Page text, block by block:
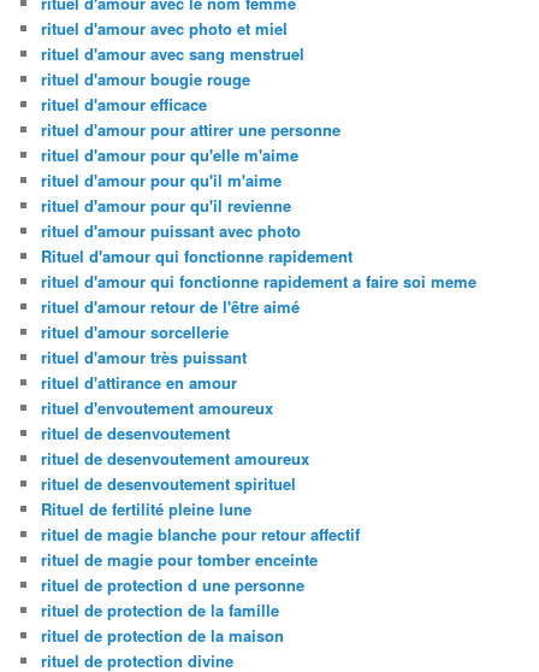
rituel d'amour avec photo et miel
rituel d'amour avec sang menstruel
rituel d'amour bougie rouge
rituel d'amour efficace
rituel d'amour pour attirer une personne
rituel d'amour pour qu'elle m'aime
rituel d'amour pour qu'il m'aime
rituel d'amour pour qu'il revienne
rituel d'amour puissant avec photo
Rituel d'amour qui fonctionne rapidement
rituel d'amour qui fonctionne rapidement a faire soi meme
rituel d'amour retour de l'être aimé
rituel d'amour sorcellerie
rituel d'amour très puissant
rituel d'attirance en amour
rituel d'envoutement amoureux
rituel de desenvoutement
rituel de desenvoutement amoureux
rituel de desenvoutement spirituel
Rituel de fertilité pleine lune
rituel de magie blanche pour retour affectif
rituel de magie pour tomber enceinte
rituel de protection d une personne
rituel de protection de la famille
rituel de protection de la maison
rituel de protection divine